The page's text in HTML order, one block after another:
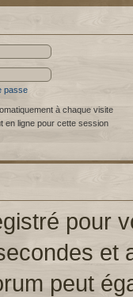
passe
à chaque visite
en ligne pour cette session
pour
et
peut